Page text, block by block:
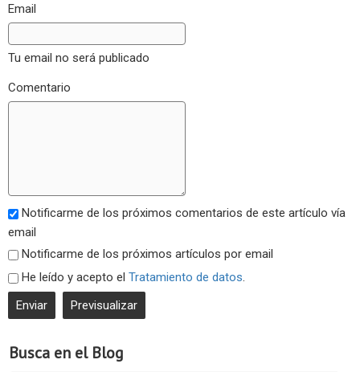
Busca en el Blog
Email
Tu email no será publicado
Comentario
Notificarme de los próximos comentarios de este artículo vía
email
Notificarme de los próximos artículos por email
He leído y acepto el Tratamiento de datos.